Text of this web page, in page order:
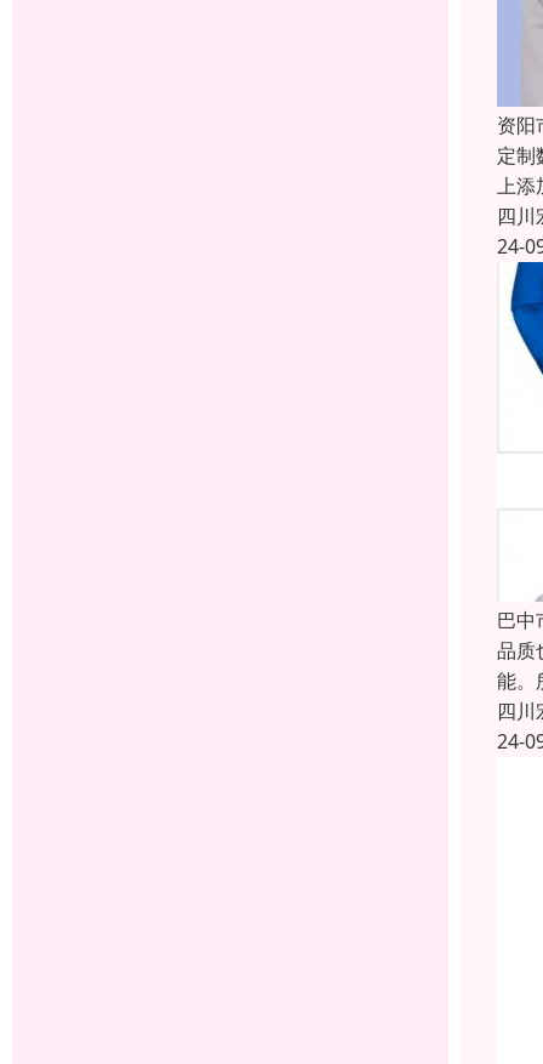
资阳
定制
上添
四川
24-
巴中
品质
能。
四川
24-